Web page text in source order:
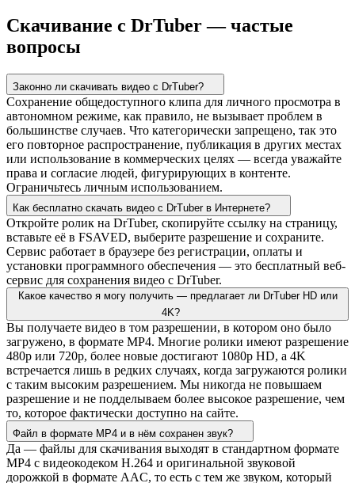
Скачивание с DrTuber — частые
вопросы
Законно ли скачивать видео с DrTuber?
Сохранение общедоступного клипа для личного просмотра в
автономном режиме, как правило, не вызывает проблем в
большинстве случаев. Что категорически запрещено, так это
его повторное распространение, публикация в других местах
или использование в коммерческих целях — всегда уважайте
права и согласие людей, фигурирующих в контенте.
Ограничьтесь личным использованием.
Как бесплатно скачать видео с DrTuber в Интернете?
Откройте ролик на DrTuber, скопируйте ссылку на страницу,
вставьте её в FSAVED, выберите разрешение и сохраните.
Сервис работает в браузере без регистрации, оплаты и
установки программного обеспечения — это бесплатный веб-
сервис для сохранения видео с DrTuber.
Какое качество я могу получить — предлагает ли DrTuber HD или
4K?
Вы получаете видео в том разрешении, в котором оно было
загружено, в формате MP4. Многие ролики имеют разрешение
480p или 720p, более новые достигают 1080p HD, а 4K
встречается лишь в редких случаях, когда загружаются ролики
с таким высоким разрешением. Мы никогда не повышаем
разрешение и не подделываем более высокое разрешение, чем
то, которое фактически доступно на сайте.
Файл в формате MP4 и в нём сохранен звук?
Да — файлы для скачивания выходят в стандартном формате
MP4 с видеокодеком H.264 и оригинальной звуковой
дорожкой в формате AAC, то есть с тем же звуком, который